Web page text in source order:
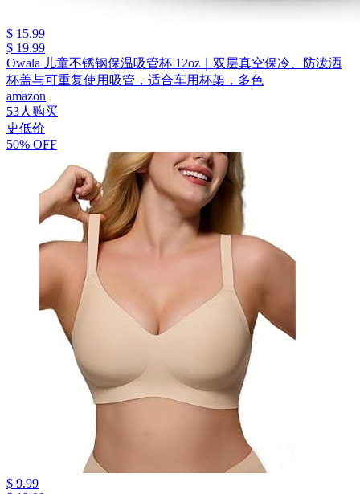
$ 15.99
$ 19.99
Owala 儿童不锈钢保温吸管杯 12oz｜双层真空保冷、防泼洒
杯盖与可重复使用吸管，适合车用杯架，多色
amazon
53人购买
史低价
50% OFF
$ 9.99